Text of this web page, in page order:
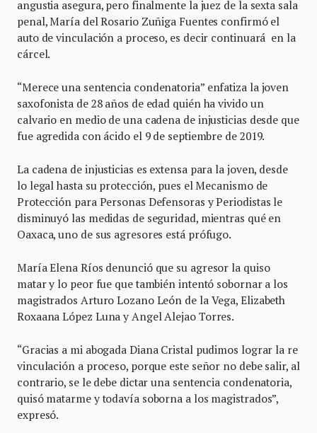
angustia asegura, pero finalmente la juez de la sexta sala
penal, María del Rosario Zuñiga Fuentes confirmó el
auto de vinculación a proceso, es decir continuará en la
cárcel.
“Merece una sentencia condenatoria” enfatiza la joven
saxofonista de 28 años de edad quién ha vivido un
calvario en medio de una cadena de injusticias desde que
fue agredida con ácido el 9 de septiembre de 2019.
La cadena de injusticias es extensa para la joven, desde
lo legal hasta su protección, pues el Mecanismo de
Protección para Personas Defensoras y Periodistas le
disminuyó las medidas de seguridad, mientras qué en
Oaxaca, uno de sus agresores está prófugo.
María Elena Ríos denunció que su agresor la quiso
matar y lo peor fue que también intentó sobornar a los
magistrados Arturo Lozano León de la Vega, Elizabeth
Roxaana López Luna y Angel Alejao Torres.
“Gracias a mi abogada Diana Cristal pudimos lograr la re
vinculación a proceso, porque este señor no debe salir, al
contrario, se le debe dictar una sentencia condenatoria,
quisó matarme y todavía soborna a los magistrados”,
expresó.